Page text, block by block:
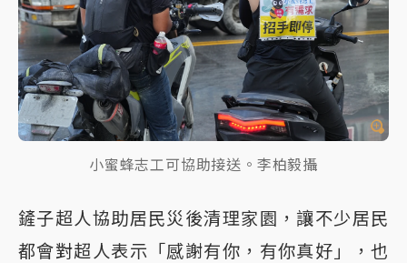
小蜜蜂志工可協助接送。李柏毅攝
鏟子超人協助居民災後清理家園，讓不少居民
都會對超人表示「感謝有你，有你真好」，也